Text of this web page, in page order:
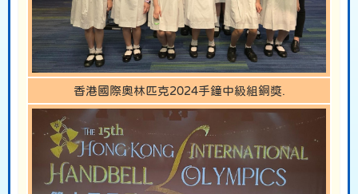
香港國際奧林匹克2024手鐘中級組銅獎.